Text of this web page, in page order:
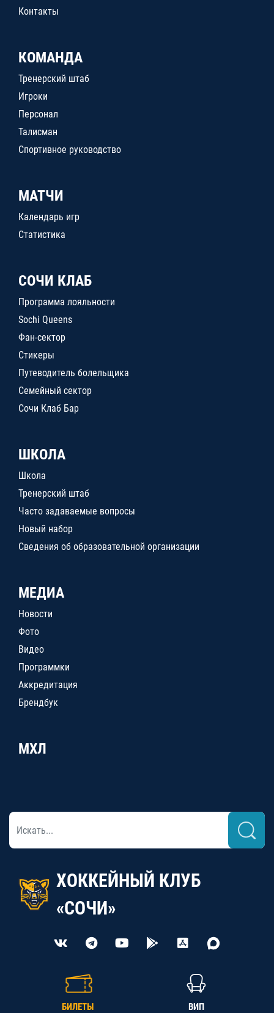
Контакты
КОМАНДА
Тренерский штаб
Игроки
Персонал
Талисман
Спортивное руководство
МАТЧИ
Календарь игр
Статистика
СОЧИ КЛАБ
Программа лояльности
Sochi Queens
Фан-сектор
Стикеры
Путеводитель болельщика
Семейный сектор
Сочи Клаб Бар
ШКОЛА
Школа
Тренерский штаб
Часто задаваемые вопросы
Новый набор
Сведения об образовательной организации
МЕДИА
Новости
Фото
Видео
Программки
Аккредитация
Брендбук
МХЛ
ХОККЕЙНЫЙ КЛУБ
«СОЧИ»
БИЛЕТЫ ВИП